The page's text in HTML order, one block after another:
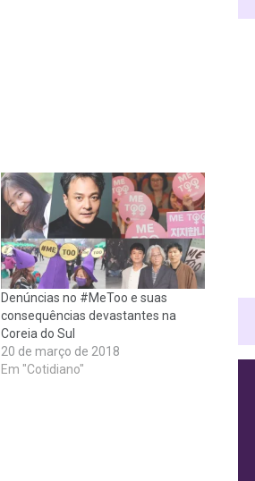
Denúncias no #MeToo e suas
consequências devastantes na
Coreia do Sul
20 de março de 2018
Em "Cotidiano"